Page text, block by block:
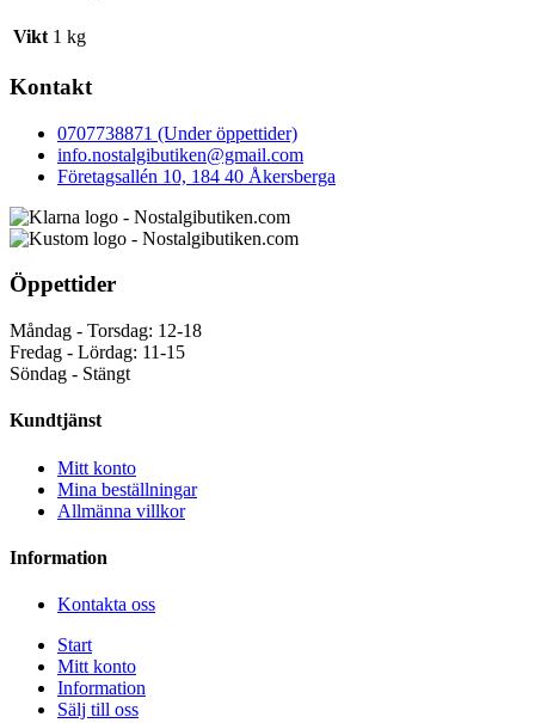
Vikt 1 kg
Kontakt
0707738871 (Under öppettider)
info.nostalgibutiken@gmail.com
Företagsallén 10, 184 40 Åkersberga
Öppettider
Måndag - Torsdag: 12-18
Fredag - Lördag: 11-15
Söndag - Stängt
Kundtjänst
Mitt konto
Mina beställningar
Allmänna villkor
Information
Kontakta oss
Start
Mitt konto
Information
Sälj till oss